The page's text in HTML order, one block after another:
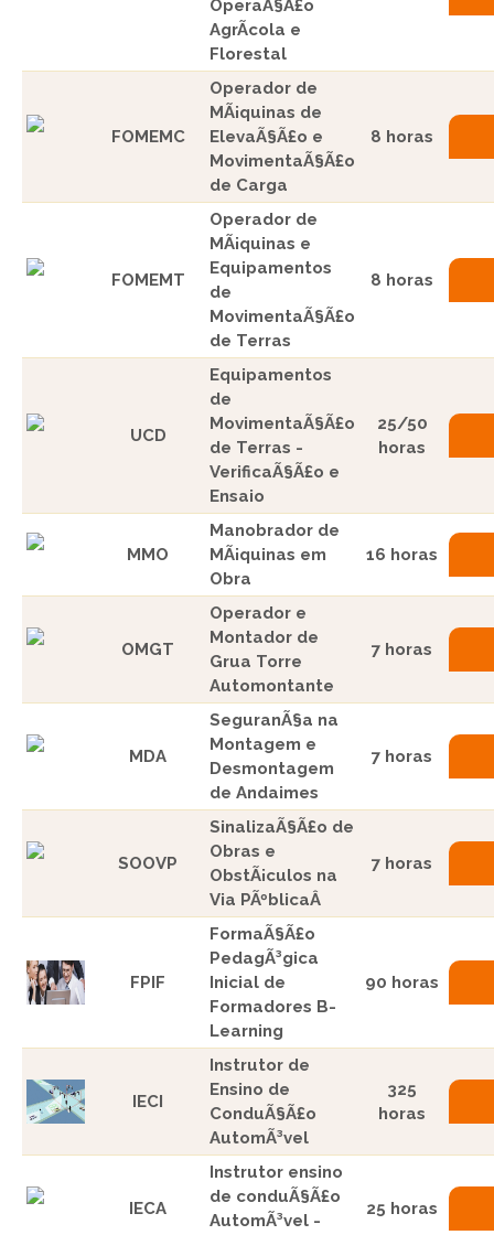
OperaÃ§Ã£o
AgrÃ­cola e
Florestal
FOMEMC
Operador de
MÃ¡quinas de
ElevaÃ§Ã£o e
MovimentaÃ§Ã£o
de Carga
8 horas
FOMEMT
Operador de
MÃ¡quinas e
Equipamentos
de
MovimentaÃ§Ã£o
de Terras
8 horas
UCD
Equipamentos
de
MovimentaÃ§Ã£o
de Terras -
VerificaÃ§Ã£o e
Ensaio
25/50
horas
MMO
Manobrador de
MÃ¡quinas em
Obra
16 horas
OMGT
Operador e
Montador de
Grua Torre
Automontante
7 horas
MDA
SeguranÃ§a na
Montagem e
Desmontagem
de Andaimes
7 horas
SOOVP
SinalizaÃ§Ã£o de
Obras e
ObstÃ¡culos na
Via PÃºblicaÂ
7 horas
FPIF
FormaÃ§Ã£o
PedagÃ³gica
Inicial de
Formadores B-
Learning
90 horas
IECI
Instrutor de
Ensino de
ConduÃ§Ã£o
AutomÃ³vel
325
horas
IECA
Instrutor ensino
de conduÃ§Ã£o
AutomÃ³vel -
25 horas